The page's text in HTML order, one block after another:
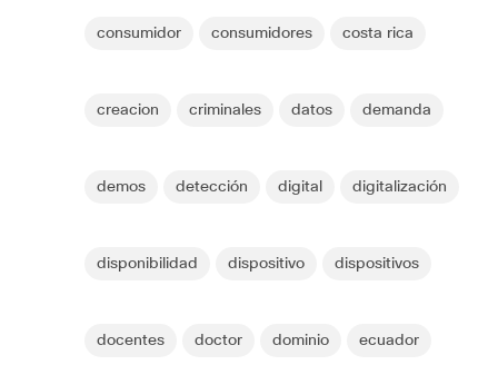
consumidor consumidores costa rica
creacion criminales datos demanda
demos detección digital digitalización
disponibilidad dispositivo dispositivos
docentes doctor dominio ecuador